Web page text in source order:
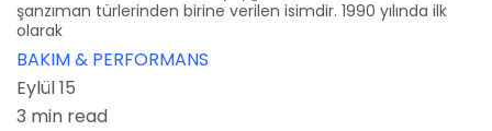
şanzıman türlerinden birine verilen isimdir. 1990 yılında ilk
olarak
BAKIM & PERFORMANS
Eylül 15
3 min read